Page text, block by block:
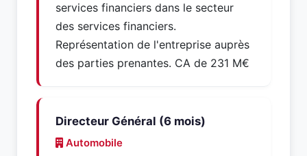
services financiers dans le secteur
des services financiers.
Représentation de l'entreprise auprès
des parties prenantes. CA de 231 M€
Directeur Général (6 mois)
Automobile